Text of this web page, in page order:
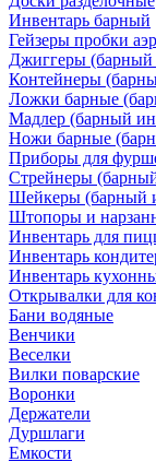
Инвентарь барный
Гейзеры пробки
Джиггеры (барный
Контейнеры
Ложки барные
Мадлер (барный
Ножи барные
Приборы для
Стрейнеры
Шейкеры (барный
Штопоры и
Инвентарь для
Инвентарь
Инвентарь
Открывалки для
Бани водяные
Венчики
Веселки
Вилки поварские
Воронки
Держатели
Дуршлаги
Емкости